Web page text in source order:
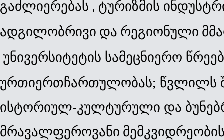
გაძლიერებას , ტურიზმის
ადგილობრივი და რეგიონული
უნივერსიტეტის სამეცნიერო
ურთიერთჩართულობას; წვლილს
ისტორიულ-კულტურული და
მრავალფეროვანი